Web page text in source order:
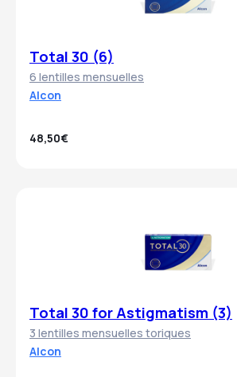
Total 30 (6)
6 lentilles mensuelles
Alcon
48,50€
Total 30 for Astigmatism (3)
3 lentilles mensuelles toriques
Alcon